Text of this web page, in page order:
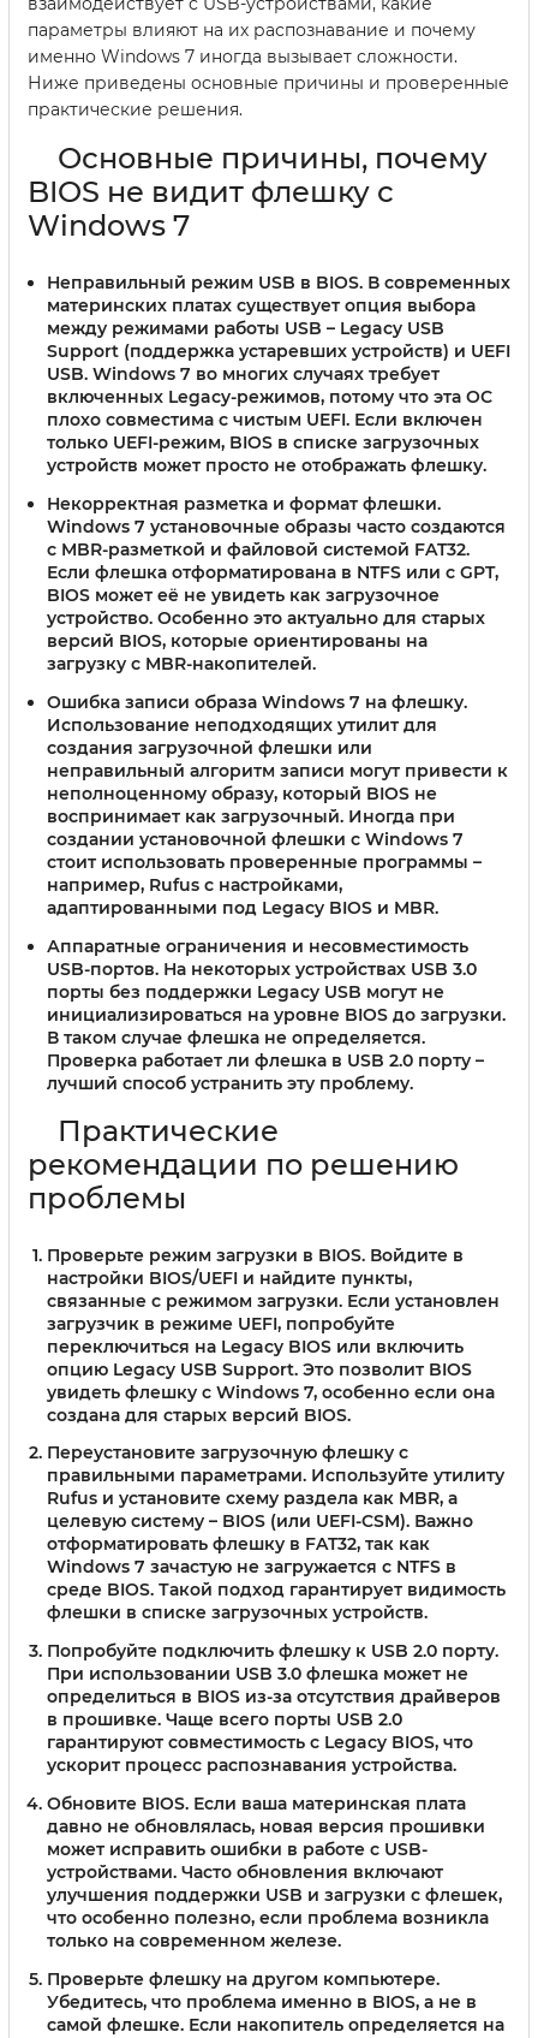
параметры влияют на их распознавание и почему
именно Windows 7 иногда вызывает сложности.
Ниже приведены основные причины и проверенные
практические решения.
Основные причины, почему
BIOS не видит флешку с
Windows 7
Неправильный режим USB в BIOS. В современных
материнских платах существует опция выбора
между режимами работы USB – Legacy USB
Support (поддержка устаревших устройств) и UEFI
USB. Windows 7 во многих случаях требует
включенных Legacy-режимов, потому что эта ОС
плохо совместима с чистым UEFI. Если включен
только UEFI-режим, BIOS в списке загрузочных
устройств может просто не отображать флешку.
Некорректная разметка и формат флешки.
Windows 7 установочные образы часто создаются
с MBR-разметкой и файловой системой FAT32.
Если флешка отформатирована в NTFS или с GPT,
BIOS может её не увидеть как загрузочное
устройство. Особенно это актуально для старых
версий BIOS, которые ориентированы на
загрузку с MBR-накопителей.
Ошибка записи образа Windows 7 на флешку.
Использование неподходящих утилит для
создания загрузочной флешки или
неправильный алгоритм записи могут привести к
неполноценному образу, который BIOS не
воспринимает как загрузочный. Иногда при
создании установочной флешки с Windows 7
стоит использовать проверенные программы –
например, Rufus с настройками,
адаптированными под Legacy BIOS и MBR.
Аппаратные ограничения и несовместимость
USB-портов. На некоторых устройствах USB 3.0
порты без поддержки Legacy USB могут не
инициализироваться на уровне BIOS до загрузки.
В таком случае флешка не определяется.
Проверка работает ли флешка в USB 2.0 порту –
лучший способ устранить эту проблему.
Практические
рекомендации по решению
проблемы
Проверьте режим загрузки в BIOS. Войдите в
настройки BIOS/UEFI и найдите пункты,
связанные с режимом загрузки. Если установлен
загрузчик в режиме UEFI, попробуйте
переключиться на Legacy BIOS или включить
опцию Legacy USB Support. Это позволит BIOS
увидеть флешку с Windows 7, особенно если она
создана для старых версий BIOS.
Переустановите загрузочную флешку с
правильными параметрами. Используйте утилиту
Rufus и установите схему раздела как MBR, а
целевую систему – BIOS (или UEFI-CSM). Важно
отформатировать флешку в FAT32, так как
Windows 7 зачастую не загружается с NTFS в
среде BIOS. Такой подход гарантирует видимость
флешки в списке загрузочных устройств.
Попробуйте подключить флешку к USB 2.0 порту.
При использовании USB 3.0 флешка может не
определиться в BIOS из-за отсутствия драйверов
в прошивке. Чаще всего порты USB 2.0
гарантируют совместимость с Legacy BIOS, что
ускорит процесс распознавания устройства.
Обновите BIOS. Если ваша материнская плата
давно не обновлялась, новая версия прошивки
может исправить ошибки в работе с USB-
устройствами. Часто обновления включают
улучшения поддержки USB и загрузки с флешек,
что особенно полезно, если проблема возникла
только на современном железе.
Проверьте флешку на другом компьютере.
Убедитесь, что проблема именно в BIOS, а не в
самой флешке. Если накопитель определяется на